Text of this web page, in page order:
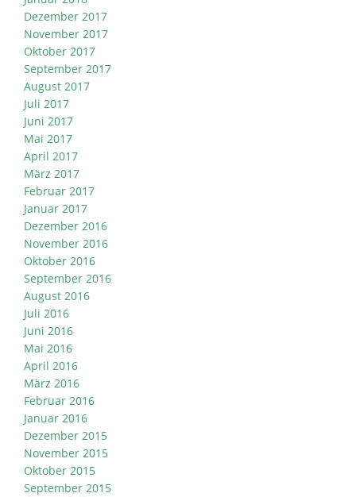
Dezember 2017
November 2017
Oktober 2017
September 2017
August 2017
Juli 2017
Juni 2017
Mai 2017
April 2017
März 2017
Februar 2017
Januar 2017
Dezember 2016
November 2016
Oktober 2016
September 2016
August 2016
Juli 2016
Juni 2016
Mai 2016
April 2016
März 2016
Februar 2016
Januar 2016
Dezember 2015
November 2015
Oktober 2015
September 2015